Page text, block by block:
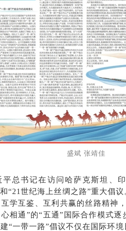
盛斌 张靖佳
平总书记在访问哈萨克斯坦、
“21世纪海上丝绸之路”重大倡
学互鉴、互利共赢的丝路精神
相通”的“五通”国际合作模式
“一带一路”倡议不仅在国际环